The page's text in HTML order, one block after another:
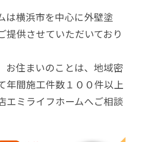
は横浜市を中心に外壁塗
提供させていただいており
お住まいのことは、地域密
年間施工件数１００件以上
エミライフホームへご相談